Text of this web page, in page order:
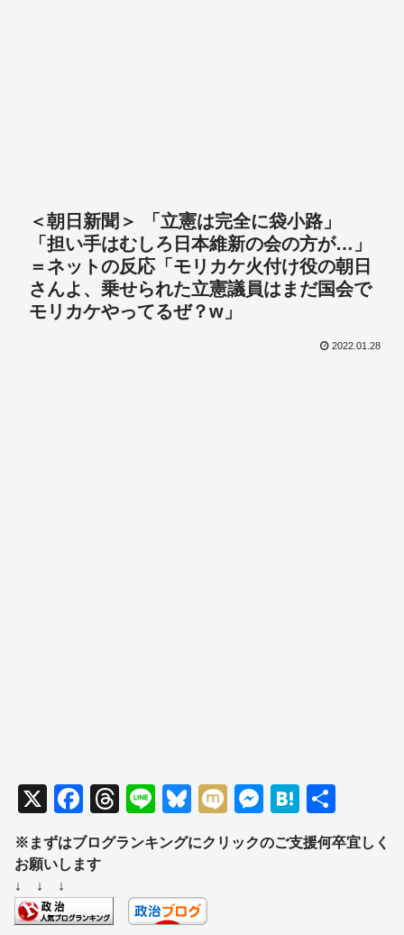
＜朝日新聞＞ 「立憲は完全に袋小路」
「担い手はむしろ日本維新の会の方が…」
＝ネットの反応「モリカケ火付け役の朝日
さんよ、乗せられた立憲議員はまだ国会で
モリカケやってるぜ？w」
2022.01.28
X
F
a
c
b
T
hr
e
d
Li
n
e
Bl
e
y
M
ixi
M
ss
H
at
e
有
※まずはブログランキングにクリックのご支援何卒宜しく
お願いします
↓ ↓ ↓